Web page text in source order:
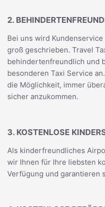
2.
Bei uns wird
groß geschrieben. Travel
behindertenfreundlich und
besonderen Taxi Service
die Möglichkeit, immer
sicher anzukommen.
3. KOSTENLOSE
Als kinderfreundliches
wir Ihnen für Ihre liebsten
Verfügung und garantieren